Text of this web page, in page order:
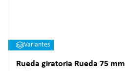
Variantes
Rueda giratoria Rueda 75 mm